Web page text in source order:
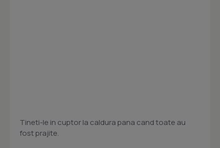
Tineti-le in cuptor la caldura pana cand toate au
fost prajite.